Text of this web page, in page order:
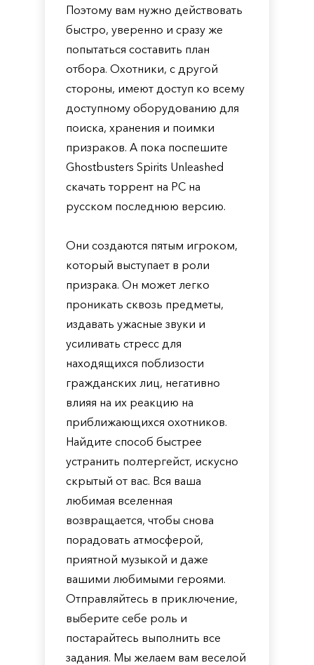
Поэтому вам нужно действовать
быстро, уверенно и сразу же
попытаться составить план
отбора. Охотники, с другой
стороны, имеют доступ ко всему
доступному оборудованию для
поиска, хранения и поимки
призраков. А пока поспешите
Ghostbusters Spirits Unleashed
скачать торрент на PC на
русском последнюю версию.
Они создаются пятым игроком,
который выступает в роли
призрака. Он может легко
проникать сквозь предметы,
издавать ужасные звуки и
усиливать стресс для
находящихся поблизости
гражданских лиц, негативно
влияя на их реакцию на
приближающихся охотников.
Найдите способ быстрее
устранить полтергейст, искусно
скрытый от вас. Вся ваша
любимая вселенная
возвращается, чтобы снова
порадовать атмосферой,
приятной музыкой и даже
вашими любимыми героями.
Отправляйтесь в приключение,
выберите себе роль и
постарайтесь выполнить все
задания. Мы желаем вам веселой